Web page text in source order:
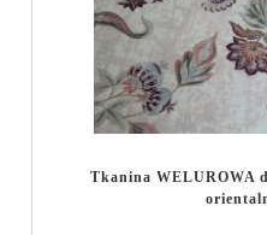
Tkanina WELUROWA